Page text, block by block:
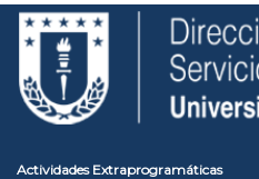
Pasar
contenido
principal
Toggle
high
contrast
Actividades Extraprogramáticas